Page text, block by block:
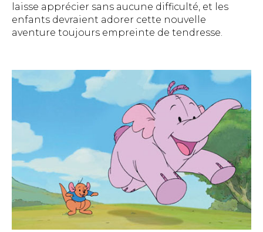
laisse apprécier sans aucune difficulté, et les
enfants devraient adorer cette nouvelle
aventure toujours empreinte de tendresse.